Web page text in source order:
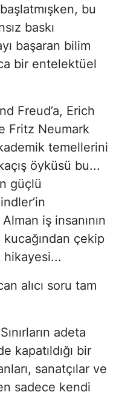
bu
baskı
başaran bilim
bir entelektüel
Freud’a, Erich
Fritz Neumark
temellerini
öyküsü bu...
güçlü
iş insanının
çekip
hikayesi...
alıcı soru tam
adeta
kapatıldığı bir
sanatçılar ve
sadece kendi